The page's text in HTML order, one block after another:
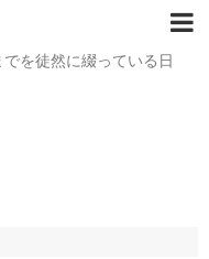
を徒然に綴っている日